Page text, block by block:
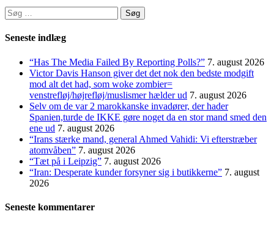
Søg
efter:
Seneste indlæg
“Has The Media Failed By Reporting Polls?” 7. august 2026
Victor Davis Hanson giver det det nok den bedste modgift
mod alt det had, som woke zombier=
venstrefløj/højrefløj/muslismer hælder ud 7. august 2026
Selv om de var 2 marokkanske invadører, der hader
Spanien,turde de IKKE gøre noget da en stor mand smed den
ene ud 7. august 2026
“Irans stærke mand, general Ahmed Vahidi: Vi efterstræber
atomvåben” 7. august 2026
“Tæt på i Leipzig” 7. august 2026
“Iran: Desperate kunder forsyner sig i butikkerne” 7. august
2026
Seneste kommentarer